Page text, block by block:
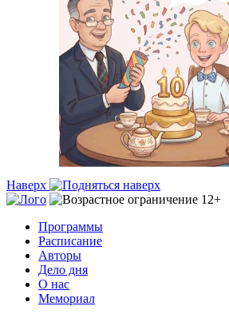
Наверх
Программы
Расписание
Авторы
Дело дня
О нас
Мемориал